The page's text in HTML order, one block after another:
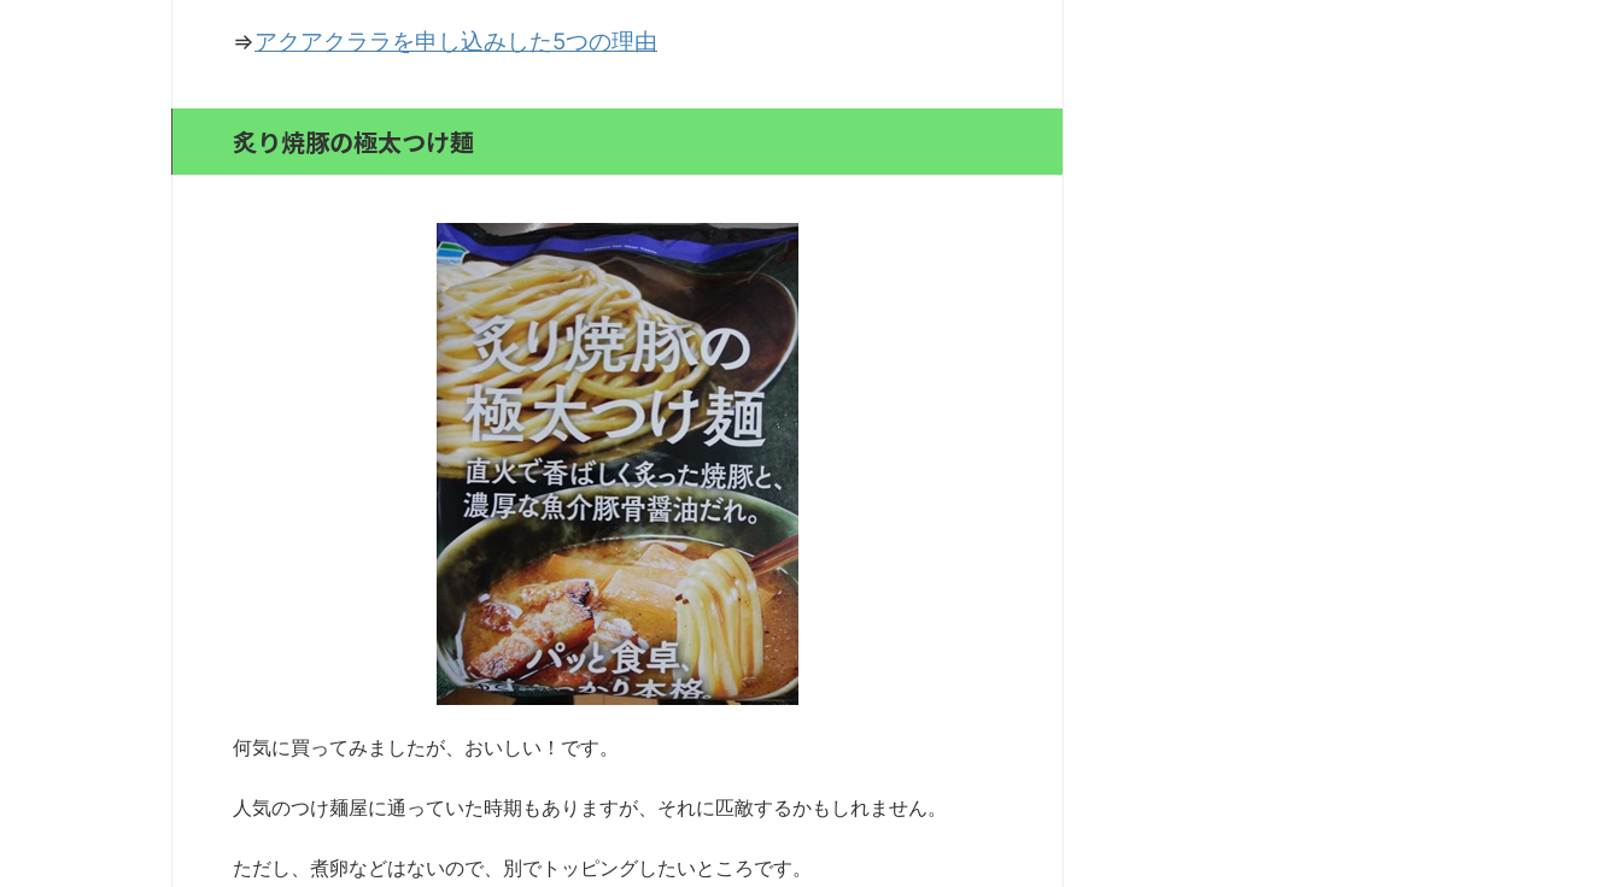
⇒アクアクララを申し込みした5つの理由
炙り焼豚の極太つけ麺
何気に買ってみましたが、おいしい！です。
人気のつけ麺屋に通っていた時期もありますが、それに匹敵するかもしれません。
ただし、煮卵などはないので、別でトッピングしたいところです。